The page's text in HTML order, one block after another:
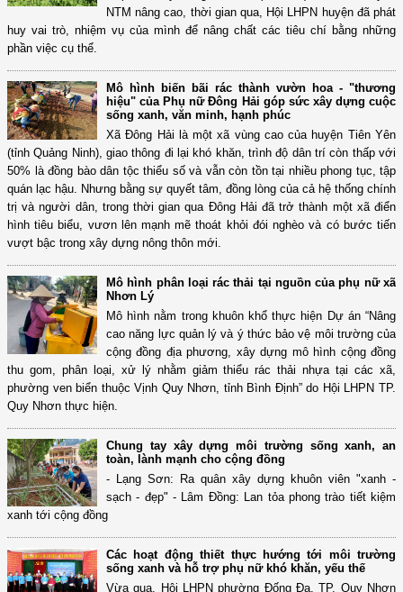
NTM nâng cao, thời gian qua, Hội LHPN huyện đã phát
huy vai trò, nhiệm vụ của mình để nâng chất các tiêu chí bằng những
phần việc cụ thể.
Mô hình biến bãi rác thành vườn hoa - "thương
hiệu" của Phụ nữ Đông Hải góp sức xây dựng cuộc
sống xanh, văn minh, hạnh phúc
Xã Đông Hải là một xã vùng cao của huyện Tiên Yên
(tỉnh Quảng Ninh), giao thông đi lại khó khăn, trình độ dân trí còn thấp với
50% là đồng bào dân tộc thiểu số và vẫn còn tồn tại nhiều phong tục, tập
quán lạc hậu. Nhưng bằng sự quyết tâm, đồng lòng của cả hệ thống chính
trị và người dân, trong thời gian qua Đông Hải đã trở thành một xã điển
hình tiêu biểu, vươn lên mạnh mẽ thoát khỏi đói nghèo và có bước tiến
vượt bậc trong xây dựng nông thôn mới.
Mô hình phân loại rác thải tại nguồn của phụ nữ xã
Nhơn Lý
Mô hình nằm trong khuôn khổ thực hiện Dự án “Nâng
cao năng lực quản lý và ý thức bảo vệ môi trường của
cộng đồng địa phương, xây dựng mô hình cộng đồng
thu gom, phân loại, xử lý nhằm giảm thiểu rác thải nhựa tại các xã,
phường ven biển thuộc Vịnh Quy Nhơn, tỉnh Bình Định” do Hội LHPN TP.
Quy Nhơn thực hiện.
Chung tay xây dựng môi trường sống xanh, an
toàn, lành mạnh cho cộng đồng
- Lạng Sơn: Ra quân xây dựng khuôn viên "xanh -
sạch - đẹp" - Lâm Đồng: Lan tỏa phong trào tiết kiệm
xanh tới cộng đồng
Các hoạt động thiết thực hướng tới môi trường
sống xanh và hỗ trợ phụ nữ khó khăn, yếu thế
Vừa qua, Hội LHPN phường Đống Đa, TP. Quy Nhơn